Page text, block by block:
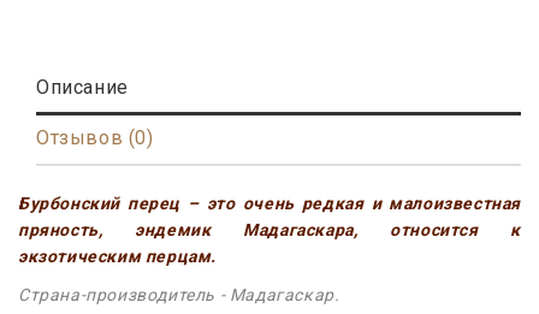
Описание
Отзывов (0)
Бурбонский перец – это очень редкая и малоизвестная
пряность, эндемик Мадагаскара, относится к
экзотическим перцам.
Страна-производитель - Мадагаскар.